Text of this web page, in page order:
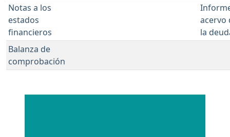
Notas a los
estados
financieros
acervo
la
Balanza de
comprobación